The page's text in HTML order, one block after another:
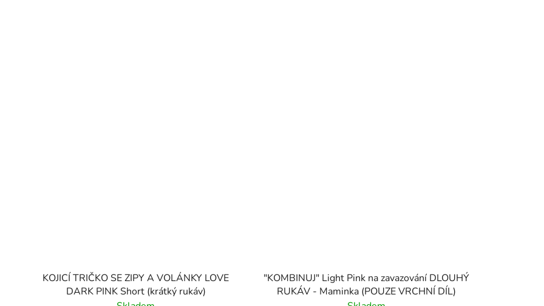
KOJICÍ TRIČKO SE ZIPY A VOLÁNKY LOVE
DARK PINK Short (krátký rukáv)
"KOMBINUJ" Light Pink na zavazování DLOUHÝ
RUKÁV - Maminka (POUZE VRCHNÍ DÍL)